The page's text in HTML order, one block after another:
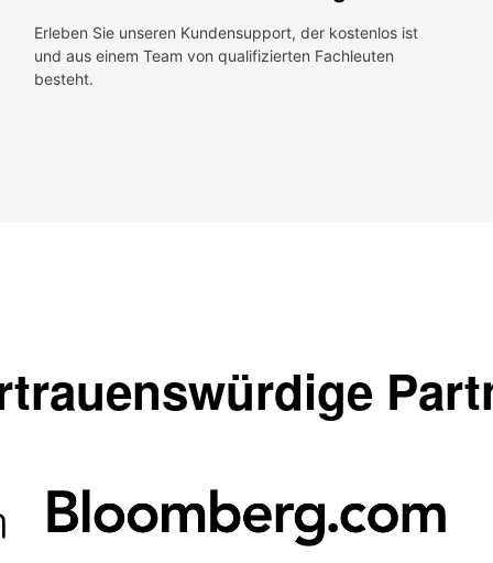
Erleben Sie unseren Kundensupport, der kostenlos ist
und aus einem Team von qualifizierten Fachleuten
besteht.